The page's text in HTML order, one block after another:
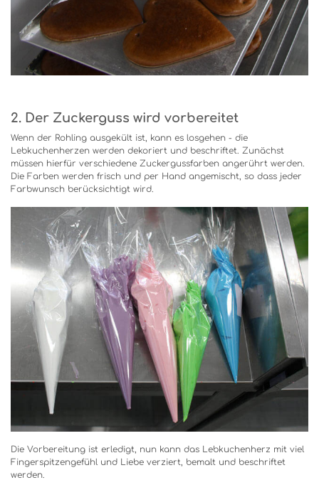
2. Der Zuckerguss wird vorbereitet
Wenn der Rohling ausgekült ist, kann es losgehen - die
Lebkuchenherzen werden dekoriert und beschriftet. Zunächst
müssen hierfür verschiedene Zuckergussfarben angerührt werden.
Die Farben werden frisch und per Hand angemischt, so dass jeder
Farbwunsch berücksichtigt wird.
Die Vorbereitung ist erledigt, nun kann das Lebkuchenherz mit viel
Fingerspitzengefühl und Liebe verziert, bemalt und beschriftet
werden.